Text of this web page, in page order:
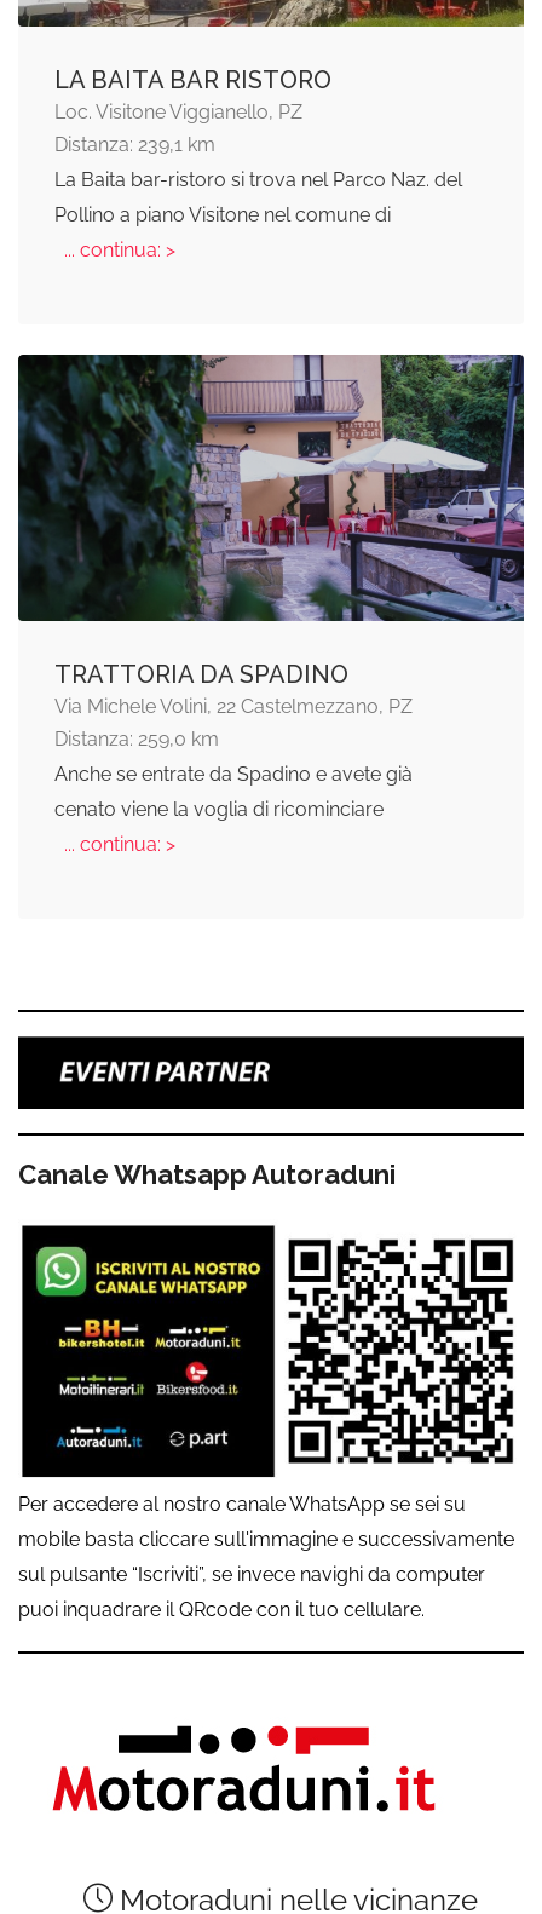
LA BAITA BAR RISTORO
Loc. Visitone Viggianello, PZ
Distanza: 239,1 km
La Baita bar-ristoro si trova nel Parco Naz. del
Pollino a piano Visitone nel comune di
... continua: >
TRATTORIA DA SPADINO
Via Michele Volini, 22 Castelmezzano, PZ
Distanza: 259,0 km
Anche se entrate da Spadino e avete già
cenato viene la voglia di ricominciare
... continua: >
Canale Whatsapp Autoraduni
Per accedere al nostro canale WhatsApp se sei su
mobile basta cliccare sull'immagine e successivamente
sul pulsante “Iscriviti”, se invece navighi da computer
puoi inquadrare il QRcode con il tuo cellulare.
Motoraduni nelle vicinanze